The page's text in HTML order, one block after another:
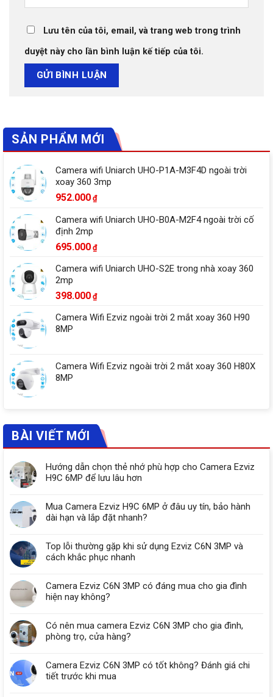
Lưu tên của tôi, email, và trang web trong trình
duyệt này cho lần bình luận kế tiếp của tôi.
SẢN PHẨM MỚI
Camera wifi Uniarch UHO-P1A-M3F4D ngoài trời
xoay 360 3mp
952.000 ₫
Camera wifi Uniarch UHO-B0A-M2F4 ngoài trời cố
định 2mp
695.000 ₫
Camera wifi Uniarch UHO-S2E trong nhà xoay 360
2mp
398.000 ₫
Camera Wifi Ezviz ngoài trời 2 mắt xoay 360 H90
8MP
Camera Wifi Ezviz ngoài trời 2 mắt xoay 360 H80X
8MP
BÀI VIẾT MỚI
Hướng dẫn chọn thẻ nhớ phù hợp cho Camera Ezviz
H9C 6MP để lưu lâu hơn
Mua Camera Ezviz H9C 6MP ở đâu uy tín, bảo hành
dài hạn và lắp đặt nhanh?
Top lỗi thường gặp khi sử dụng Ezviz C6N 3MP và
cách khắc phục nhanh
Camera Ezviz C6N 3MP có đáng mua cho gia đình
hiện nay không?
Có nên mua camera Ezviz C6N 3MP cho gia đình,
phòng trọ, cửa hàng?
Camera Ezviz C6N 3MP có tốt không? Đánh giá chi
tiết trước khi mua